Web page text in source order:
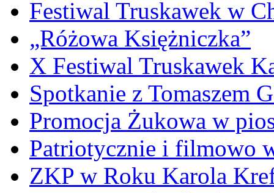
Festiwal Truskawek w
„Różowa Księżniczka”
X Festiwal Truskawek
Spotkanie z Tomaszem
Promocja Żukowa w
Patriotycznie i filmowo
ZKP w Roku Karola